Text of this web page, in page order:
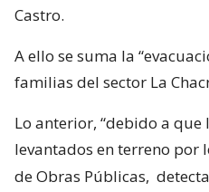
Castro.
A ello se suma la
familias del sector La
Lo anterior, “debido a que
levantados en terreno por
de Obras Públicas,